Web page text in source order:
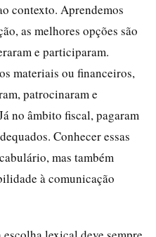
contexto. Aprendemos
as melhores opções são
e participaram.
materiais ou financeiros,
patrocinaram e
no âmbito fiscal, pagaram
Conhecer essas
mas também
à comunicação